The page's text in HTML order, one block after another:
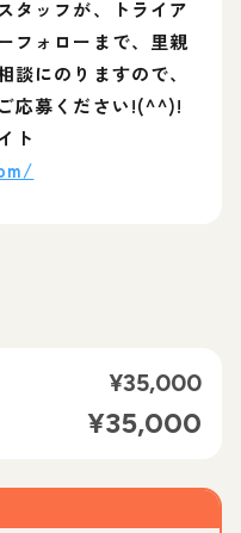
タッフが、トライア
フォローまで、里親
にのりますので、
応募ください!(^^)!
ト
¥35,000
¥35,000